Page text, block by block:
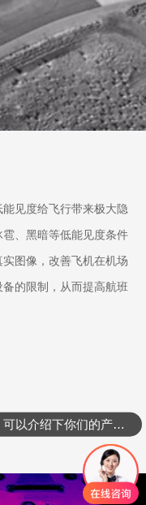
见度给飞行带来极大隐
、黑暗等低能见度条件
图像，改善飞机在机场
的限制，从而提高航班
条件影响
可以介绍下你们的产品么？